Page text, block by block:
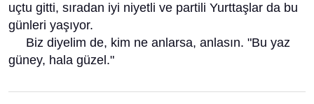
uçtu gitti, sıradan iyi niyetli ve partili Yurttaşlar da bu
günleri yaşıyor.
Biz diyelim de, kim ne anlarsa, anlasın. "Bu yaz
güney, hala güzel."